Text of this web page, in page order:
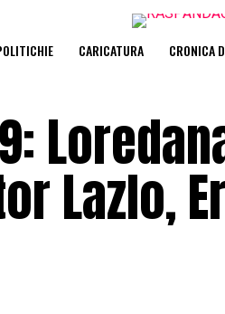
CARICATURA CRONICA
Lazlo,